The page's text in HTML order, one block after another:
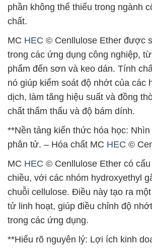
phần không thể thiếu trong ngành
chất.
MC HEC © Cenllulose Ether được
trong các ứng dụng công nghiệp,
phẩm đến sơn và keo dán. Tính
nó giúp kiểm soát độ nhớt của các
dịch, làm tăng hiệu suất và đồng
chất thẩm thấu và độ bám dính.
**Nền tảng kiến thức hóa học:
phân tử. – Hóa chất MC HEC ©
MC HEC © Cenllulose Ether có
chiều, với các nhóm hydroxyethyl
chuỗi cellulose. Điều này tạo ra
tử linh hoạt, giúp điều chỉnh độ
trong các ứng dụng.
**Hiểu rõ nguyên lý: Lợi ích kinh